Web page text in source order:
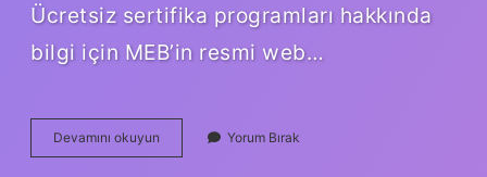
Ücretsiz sertifika programları hakkında
bilgi için MEB’in resmi web…
Devamını okuyun
Devlet
Yorum Bırak